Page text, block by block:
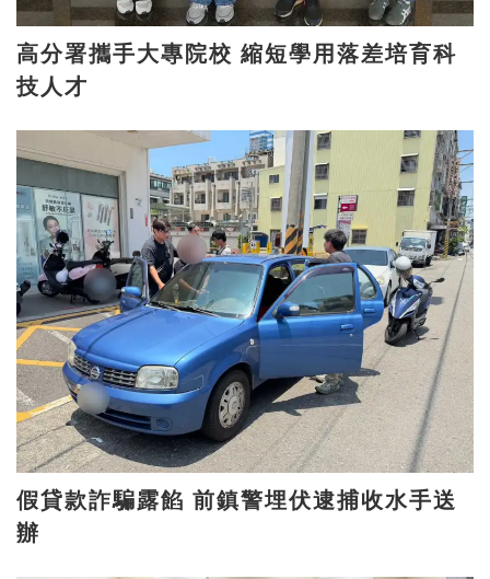
高分署攜手大專院校 縮短學用落差培育科
技人才
假貸款詐騙露餡 前鎮警埋伏逮捕收水手送
辦